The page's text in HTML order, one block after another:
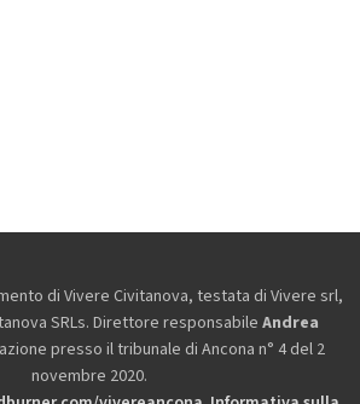
di Vivere Civitanova, testata di Vivere srl,
SRLs. Direttore responsabile Andrea
presso il tribunale di Ancona n° 4 del 2
novembre 2020.